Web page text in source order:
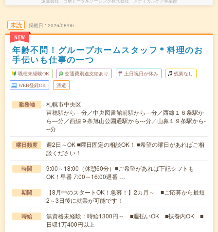
未読
NEW
掲載日 2026/08/06
年齢不問！グループホームスタッフ＊料理のお
手伝いも仕事の一つ
職種未経験OK 交通費別途支給あり 土日祝日が休み 残業なし
WEB登録OK 派遣
勤務地
札幌市中央区
苗穂駅から---分／中央図書館前駅から---分／西線１６条駅か
ら---分／西線９条旭山公園通駅から---分／山鼻１９条駅から-
--分
曜日頻度
週2日～OK ■曜日固定の相談OK！ ■希望の曜日があればご相
談ください！
時間
9:00～18:00（休憩60分）■ご希望があれば下記シフトも
OK！早番 7:00～16:00遅番 …
期間
【8月中のスタートOK！急募！】2カ月～ ■ご応募から最短
2～3日後に就業が可能です！
時給
無資格未経験：時給1300円～ ■週払いOK ■扶養内OK ■
日収1万400円以上